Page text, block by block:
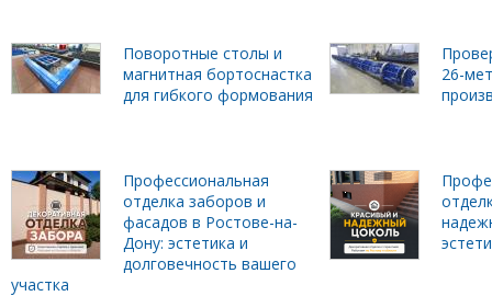
Поворотные столы и
магнитная бортоснастка
для гибкого формования
26-
Профессиональная
отделка заборов и
фасадов в Ростове-на-
Дону: эстетика и
долговечность вашего
участка